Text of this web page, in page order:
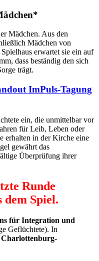
Mädchen. Aus den
Mädchen von
erwartet sie ein auf
dass beständig den sich
trägt.
ImPuls-Tagung
ein, die unmittelbar vor
für Leib, Leben oder
erhalten in der Kirche eine
gewährt das
Überprüfung ihrer
Runde
dem Spiel.
für Integration und
Geflüchtete). In